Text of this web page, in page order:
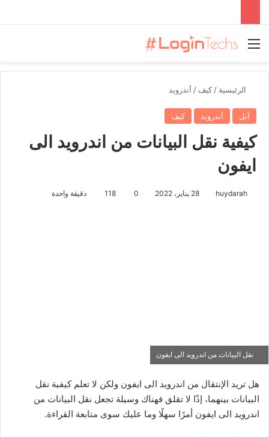
القائمة
الرئيسية /كيف / أندرويد
آبل أندرويد كيف
كيفية نقل البيانات من اندرويد الى
ايفون
huydarah 28 يناير، 2022 0
118 دقيقة واحدة
نقل البيانات من اندرويد الى ايفون
هل تريد الإنتقال من اندرويد الى ايفون ولكن لا تعلم كيفية نقل
البيانات بينهما، إذًا لا تقلق فهناك وسيلة تجعل نقل البيانات من
اندرويد الى ايفون أمرًا سهلًا وما عليك سوى متابعة القراءة.